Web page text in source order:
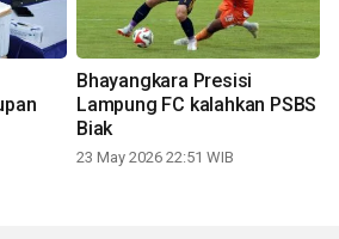
Bhayangkara Presisi
Lampung FC kalahkan PSBS
Biak
23 May 2026 22:51 WIB